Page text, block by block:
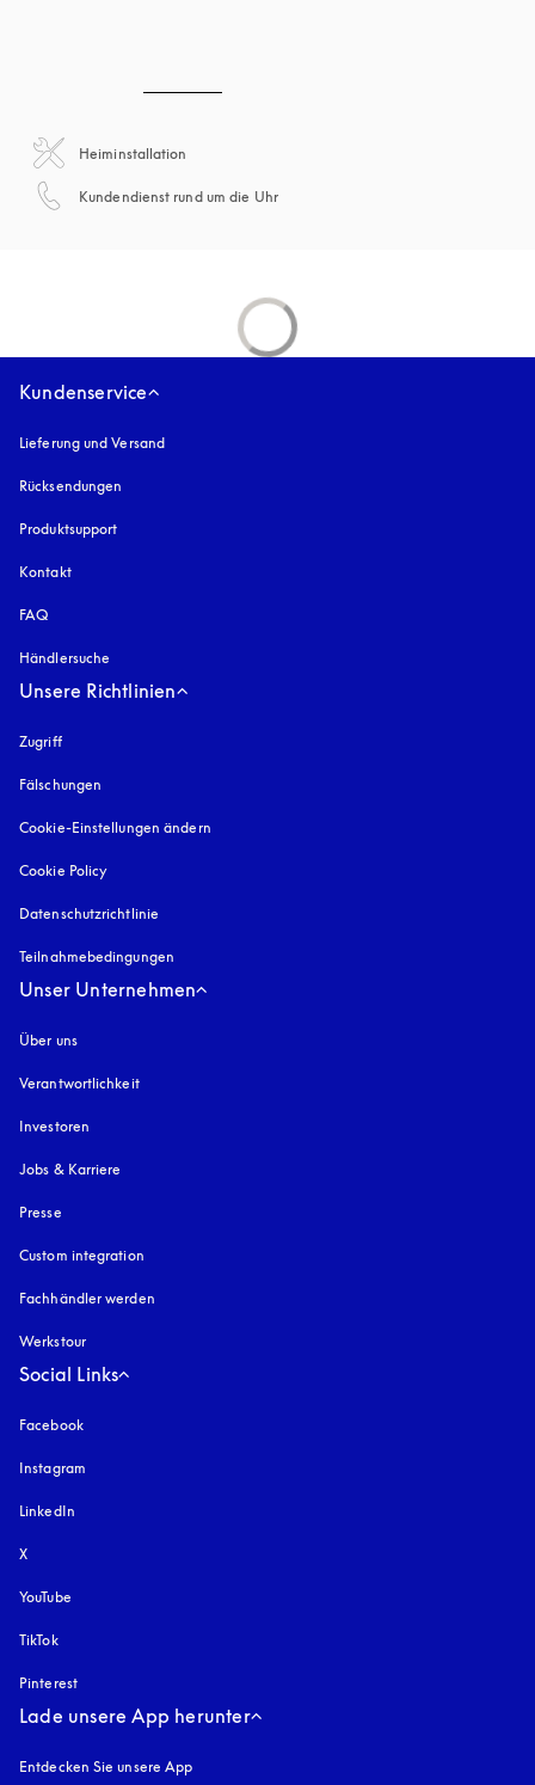
Heiminstallation
Kundendienst rund um die Uhr
Kundenservice
Lieferung und Versand
Rücksendungen
Produktsupport
Kontakt
FAQ
Händlersuche
Unsere Richtlinien
Zugrifföffnet sich in einem neuen Tab
Fälschungen
Cookie-Einstellungen ändern
Cookie Policy
Datenschutzrichtlinie
Teilnahmebedingungen
Unser Unternehmen
Über uns
Verantwortlichkeit
Investoren
Jobs & Karriere
Presse
Custom integration
Fachhändler werden
Werkstour
Social Links
Facebook
Instagram
LinkedIn
X
YouTube
TikTok
Pinterest
Lade unsere App herunter
Entdecken Sie unsere App